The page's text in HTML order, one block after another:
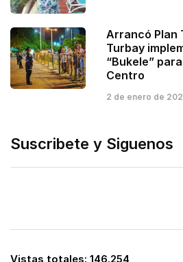
Arrancó Plan
Turbay
“Bukele”
Centro
2 de enero de
Suscribete y Siguenos
Vistas totales: 146.254